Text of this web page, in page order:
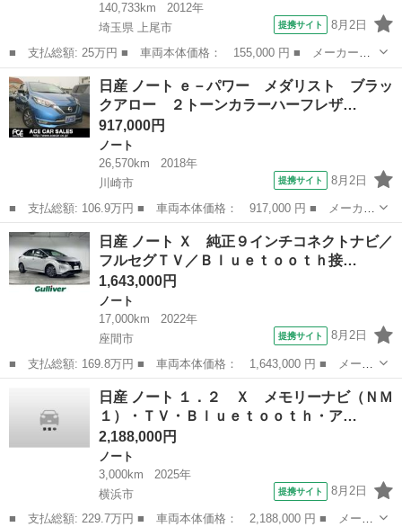
140,733km
2012年
埼玉県 上尾市
提携サイト 8月2日
■ 支払総額: 25万円 ■ 車両本体価格： 155,000 円 ■ メーカー
名： 日産 ■ 車種名： ノート ■ グレード名： Ｘ ＤＩＧ－
Ｓ スーパーチャージャー ナビ フルセグＴＶ バックカメラ Ｅ
ＴＣ スマートキー...
埼玉 上尾市 ノート
日産 ノート ｅ－パワー メダリスト ブラッ
クアロー ２トーンカラーハーフレザ…
917,000円
ノート
26,570km
2018年
川崎市
提携サイト 8月2日
■ 支払総額: 106.9万円 ■ 車両本体価格： 917,000 円 ■ メーカー
名： 日産 ■ 車種名： ノート ■ グレード名： ｅ－パワー メ
ダリスト ブラックアロー ２トーンカラーハーフレザシート衝突軽
減アイドリ...
神奈川 川崎市 ノート
日産 ノート Ｘ 純正９インチコネクトナビ／
フルセグＴＶ／Ｂｌｕｅｔｏｏｔｈ接…
1,643,000円
ノート
17,000km
2022年
座間市
提携サイト 8月2日
■ 支払総額: 169.8万円 ■ 車両本体価格： 1,643,000 円 ■ メーカ
ー名： 日産 ■ 車種名： ノート ■ グレード名： Ｘ 純正９イ
ンチコネクトナビ／フルセグＴＶ／Ｂｌｕｅｔｏｏｔｈ接続／ＨＤＭ
Ｉ プロ...
座間市 ノート
日産 ノート １．２ Ｘ メモリーナビ（ＮＭ
１）・ＴＶ・Ｂｌｕｅｔｏｏｔｈ・ア…
2,188,000円
ノート
3,000km
2025年
横浜市
提携サイト 8月2日
■ 支払総額: 229.7万円 ■ 車両本体価格： 2,188,000 円 ■ メーカ